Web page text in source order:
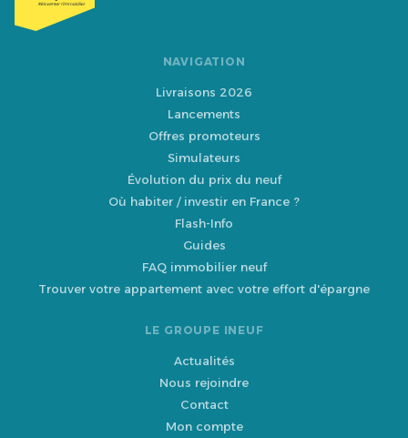
NAVIGATION
Livraisons 2026
Lancements
Offres promoteurs
Simulateurs
Évolution du prix du neuf
Où habiter / investir en France ?
Flash-Info
Guides
FAQ immobilier neuf
Trouver votre appartement avec votre effort d'épargne
LE GROUPE INEUF
Actualités
Nous rejoindre
Contact
Mon compte